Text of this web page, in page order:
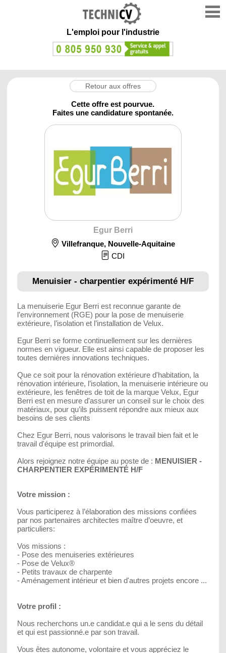
L'emploi pour l'industrie
Retour aux offres
Cette offre est pourvue.
Faites une candidature spontanée.
Egur Berri
Villefranque, Nouvelle-Aquitaine
CDI
Menuisier - charpentier expérimenté H/F
La menuiserie Egur Berri est reconnue garante de
l’environnement (RGE) pour la pose de menuiserie
extérieure, l’isolation et l’installation de Velux.
Egur Berri se forme continuellement sur les dernières
normes en vigueur. Elle est ainsi capable de proposer les
toutes dernières innovations techniques.
Que ce soit pour la rénovation extérieure d'habitation, la
rénovation intérieure, l’isolation, la menuiserie intérieure ou
extérieure, les fenêtres de toit de la marque Velux, Egur
Berri est en mesure d'assurer un conseil sur le choix des
matériaux, pour qu’ils puissent répondre aux mieux aux
besoins de ses clients
Chez Egur Berri, nous valorisons le travail bien fait et le
travail d'équipe est primordial.
Alors rejoignez notre équipe au poste de : MENUISIER -
CHARPENTIER EXPÉRIMENTÉ H/F
Votre mission :
Vous participerez à l’élaboration des missions confiées
par nos partenaires architectes maître d’oeuvre, et
particuliers:
Vos missions :
- Pose des menuiseries extérieures
- Pose de Velux®
- Petits travaux de charpente
- Aménagement intérieur et bien d'autres projets encore ...
Votre profil :
Nous recherchons un.e candidat.e qui a le sens du détail
et qui est passionné.e par son travail.
Vous êtes autonome, volontaire et vous appréciez le